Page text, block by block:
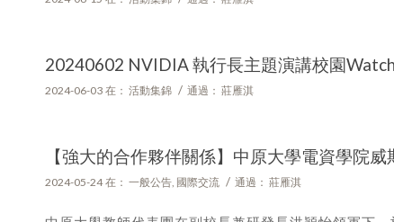
20240602 NVIDIA 執行長主題演講校園
2024-06-03 在： 活動集錦 / 通過： 莊雁淇
【強大的合作夥伴關係】中原大學電資學院
2024-05-24 在： 一般公告 國際交流 / 通過： 莊雁淇